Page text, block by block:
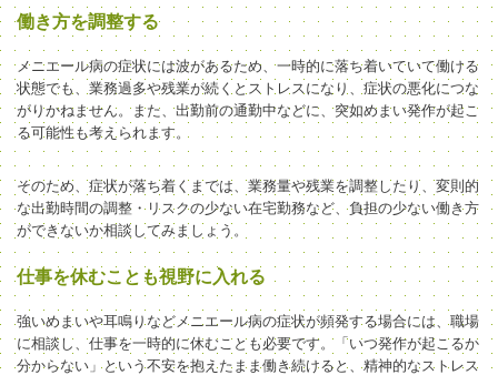
働き方を調整する
メニエール病の症状には波があるため、一時的に落ち着いていて働ける
状態でも、業務過多や残業が続くとストレスになり、症状の悪化につな
がりかねません。また、出勤前の通勤中などに、突如めまい発作が起こ
る可能性も考えられます。
そのため、症状が落ち着くまでは、業務量や残業を調整したり、変則的
な出勤時間の調整・リスクの少ない在宅勤務など、負担の少ない働き方
ができないか相談してみましょう。
仕事を休むことも視野に入れる
強いめまいや耳鳴りなどメニエール病の症状が頻発する場合には、職場
に相談し、仕事を一時的に休むことも必要です。「いつ発作が起こるか
分からない」という不安を抱えたまま働き続けると、精神的なストレス